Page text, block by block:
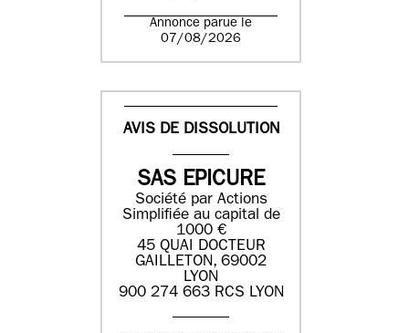
Annonce parue le
07/08/2026
AVIS DE DISSOLUTION
SAS EPICURE
Société par Actions
Simplifiée au capital de
1000 €
45 QUAI DOCTEUR
GAILLETON, 69002
LYON
900 274 663 RCS LYON